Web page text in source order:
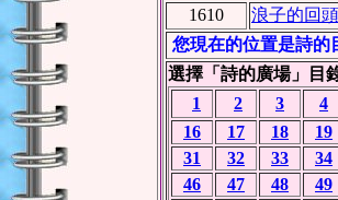
1610
浪子的回頭
您現在的位置是詩的
選擇「詩的廣場」目
1
2 3 4
16
17 18 19
31
32 33 34
46
47 48 49